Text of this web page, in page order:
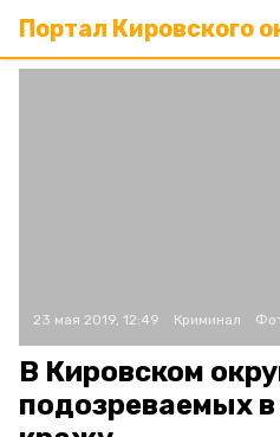
Портал Кировского
23 мая 2019, 12:49 Криминал
В Кировском
подозреваемых